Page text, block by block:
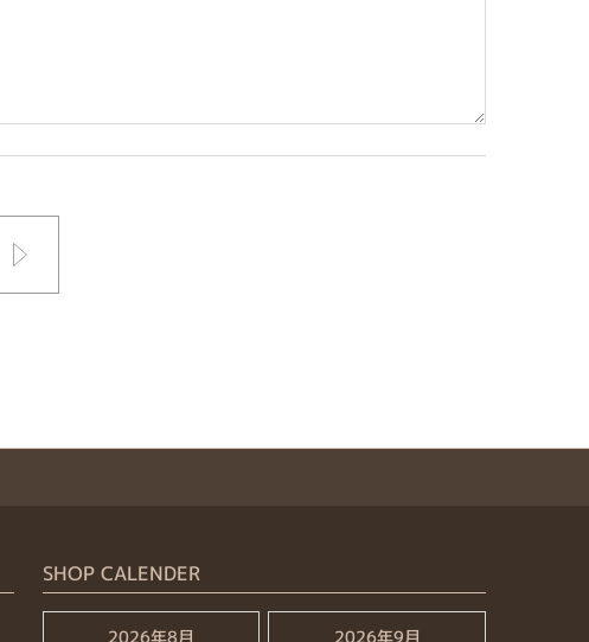
SHOP CALENDER
2026年8月 2026年9月